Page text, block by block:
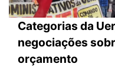
Categorias da
negociações
orçamento